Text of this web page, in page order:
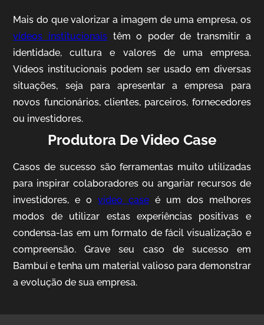
Mosaic
Mais do que valorizar a imagem de uma empresa, os
vídeos institucionais têm o poder de transmitir a
identidade, cultura e valores de uma empresa.
Vídeos institucionais podem ser usado em diversas
situações, seja para apresentar a empresa para
novos funcionários, clientes, parceiros, fornecedores
ou investidores.
Produtora De Video Case
Casos de sucesso são ferramentas muito utilizadas
para inspirar colaboradores ou angariar recursos de
investidores, e ovideo case é um dos melhores
modos de utilizar estas experiências positivas e
condensa-las em um formato de fácil visualização e
compreensão. Grave seu caso de sucesso em
Bambuí e tenha um material valioso para demonstrar
a evolução de sua empresa.